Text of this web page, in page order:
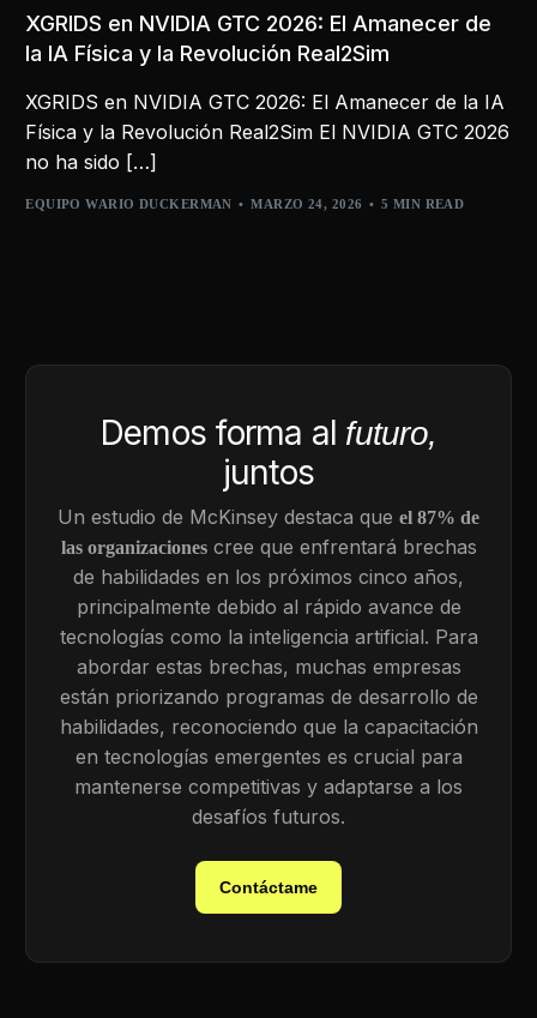
XGRIDS en NVIDIA GTC 2026: El Amanecer de
la IA Física y la Revolución Real2Sim
XGRIDS en NVIDIA GTC 2026: El Amanecer de la IA
Física y la Revolución Real2Sim El NVIDIA GTC 2026
no ha sido […]
EQUIPO WARIO DUCKERMAN MARZO 24, 2026 5 MIN READ
Demos forma al futuro,
juntos
Un estudio de McKinsey destaca que el 87% de
las organizacionescree que enfrentará brechas
de habilidades en los próximos cinco años,
principalmente debido al rápido avance de
tecnologías como la inteligencia artificial. Para
abordar estas brechas, muchas empresas
están priorizando programas de desarrollo de
habilidades, reconociendo que la capacitación
en tecnologías emergentes es crucial para
mantenerse competitivas y adaptarse a los
desafíos futuros.
Contáctame